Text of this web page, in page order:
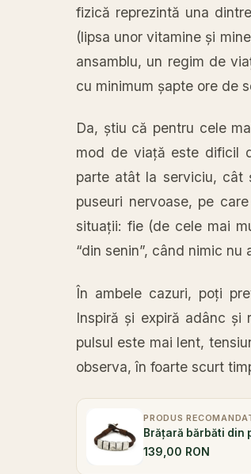
fizică reprezintă una
(lipsa unor vitamine și
ansamblu, un regim de
cu minimum șapte ore de
Da, știu că pentru cele
mod de viață este dificil
parte atât la serviciu, cât
puseuri nervoase, pe
situații: fie (de cele mai
“din senin”, când nimic nu
În ambele cazuri, poți
Inspiră și expiră adânc și
pulsul este mai lent,
observa,în foarte scurt
PRODUS
Brățară bărbăti din
139,00 RON